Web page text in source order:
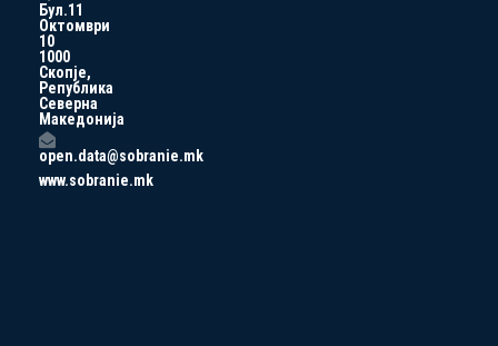
Бул.11
Октомври
10
1000
Скопје,
Република
Северна
Македонија
open.data@sobranie.mk
www.sobranie.mk